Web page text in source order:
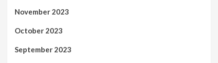
November 2023
October 2023
September 2023